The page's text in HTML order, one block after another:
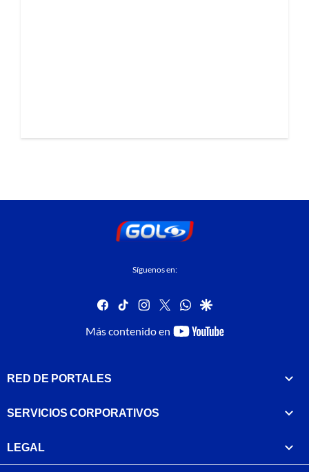
Síguenos en:
facebook
tiktok instagram
twitterwhatsapp
google
Más contenido en
youtube-
RED DE PORTALES
SERVICIOS CORPORATIVOS
LEGAL